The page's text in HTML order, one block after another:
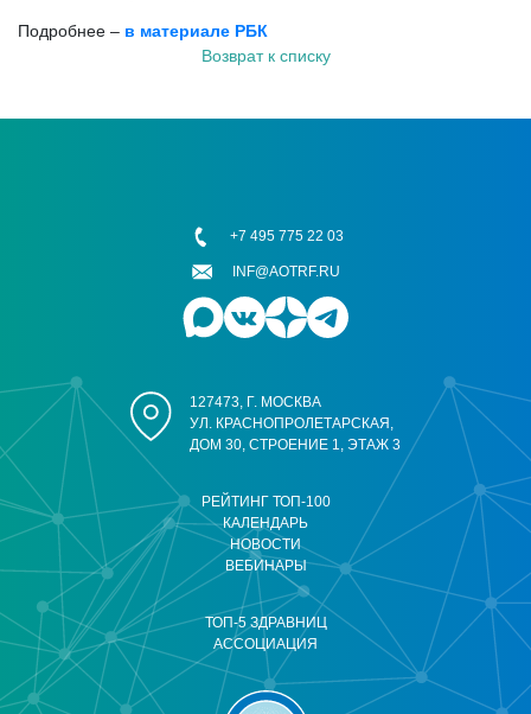
Подробнее – в материале РБК
Возврат к списку
РЕЙТИНГ ТОП-100
КАЛЕНДАРЬ
НОВОСТИ
ВЕБИНАРЫ
ТОП-5 ЗДРАВНИЦ
АССОЦИАЦИЯ
127473, Г. МОСКВА
УЛ. КРАСНОПРОЛЕТАРСКАЯ,
ДОМ 30, СТРОЕНИЕ 1, ЭТАЖ 3
+7 495 775 22 03
INF@AOTRF.RU